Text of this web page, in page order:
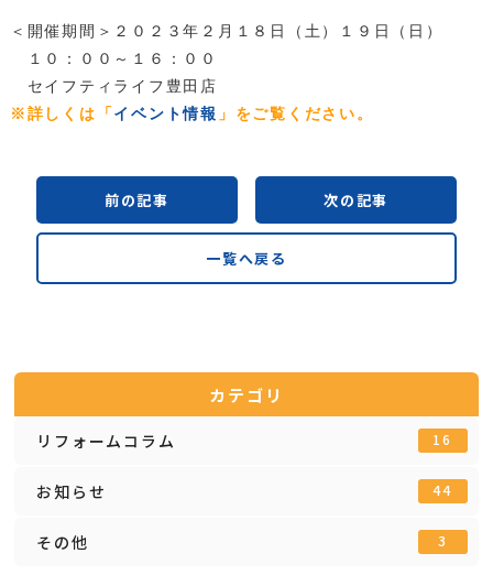
＜開催期間＞２０２３年２月１８日（土）１９日（日）
１０：００～１６：００
セイフティライフ豊田店
※詳しくは「イベント情報 」をご覧ください。
前の記事 次の記事
一覧へ戻る
カテゴリ
リフォームコラム 16
お知らせ 44
その他 3